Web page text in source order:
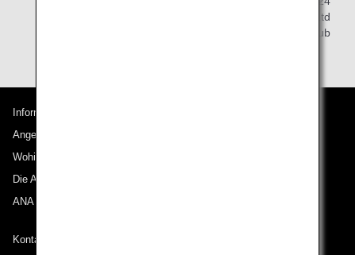
All Nippon Airways Co., Ltd
ANA Mileage Club
Informationen zu ANA
Angebote und Ankündigungen
Wohin wir reisen
Die ANA Experience
ANA Mileage Club
Kontakt zu ANA